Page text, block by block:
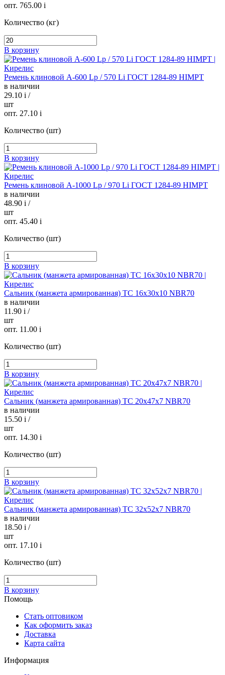
опт. 765.00 i
Количество (кг)
В корзину
Ремень клиновой А-600 Lp / 570 Li ГОСТ 1284-89 HIMPT
в наличии
29.10 i /
шт
опт. 27.10 i
Количество (шт)
В корзину
Ремень клиновой А-1000 Lp / 970 Li ГОСТ 1284-89 HIMPT
в наличии
48.90 i /
шт
опт. 45.40 i
Количество (шт)
В корзину
Сальник (манжета армированная) TC 16х30х10 NBR70
в наличии
11.90 i /
шт
опт. 11.00 i
Количество (шт)
В корзину
Сальник (манжета армированная) TC 20х47х7 NBR70
в наличии
15.50 i /
шт
опт. 14.30 i
Количество (шт)
В корзину
Сальник (манжета армированная) TC 32х52х7 NBR70
в наличии
18.50 i /
шт
опт. 17.10 i
Количество (шт)
В корзину
Помощь
Стать оптовиком
Как оформить заказ
Доставка
Карта сайта
Информация